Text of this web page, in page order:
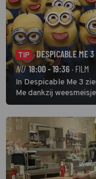
TIP
DESPICABLE ME 3
NU 18:00 - 19:36 · FILM
In Despicable Me 3
Me dankzij
het rechte pad